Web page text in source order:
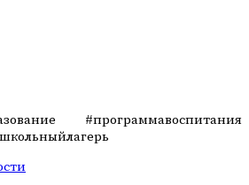
#программавоспитания